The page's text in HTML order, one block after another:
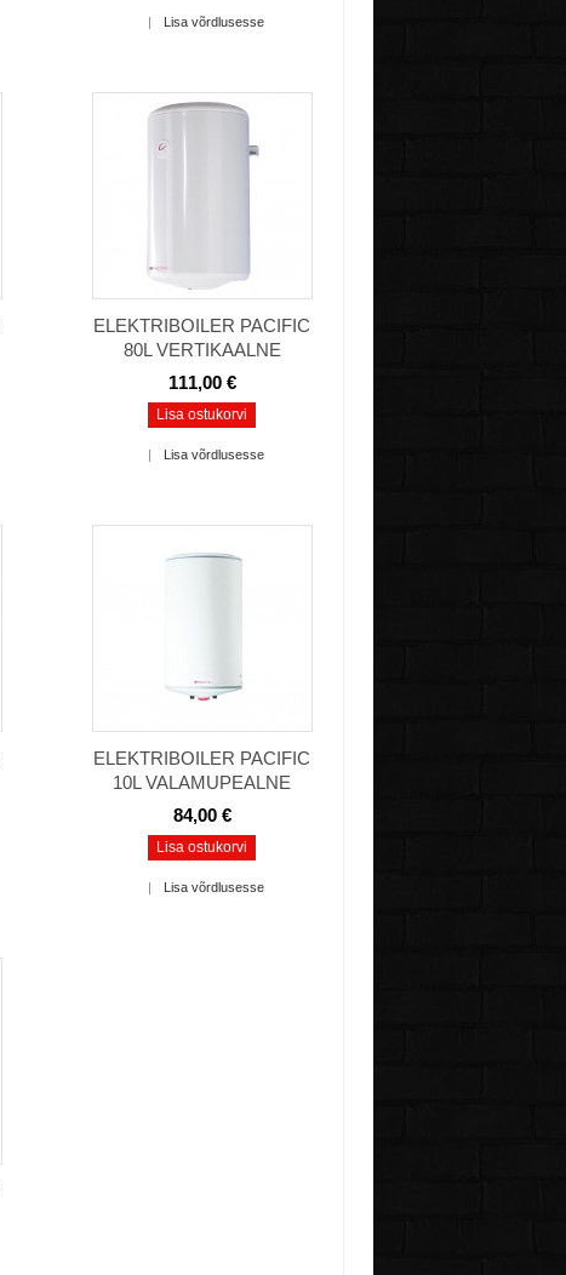
| Lisa võrdlusesse
ELEKTRIBOILER PACIFIC
80L VERTIKAALNE
111,00 €
Lisa ostukorvi
| Lisa võrdlusesse
ELEKTRIBOILER PACIFIC
10L VALAMUPEALNE
84,00 €
Lisa ostukorvi
| Lisa võrdlusesse